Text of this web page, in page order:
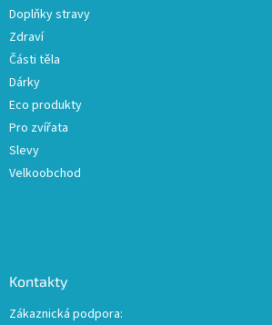
Doplňky stravy
Zdraví
Části těla
Dárky
Eco produkty
Pro zvířata
Slevy
Velkoobchod
Kontakty
Zákaznická podpora: